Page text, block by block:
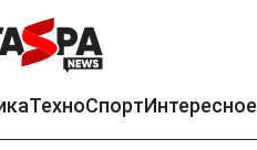
ТехноСпортИнтересное